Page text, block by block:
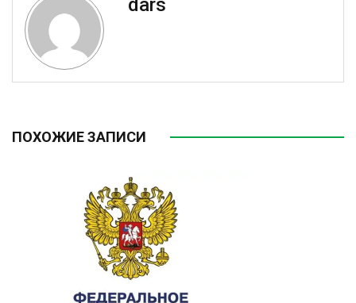
dars
ПОХОЖИЕ ЗАПИСИ